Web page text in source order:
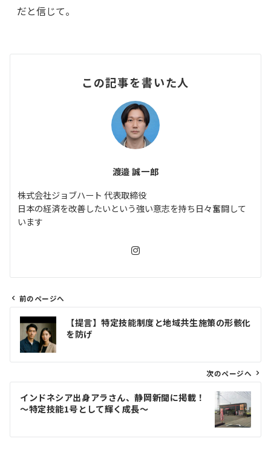
だと信じて。
この記事を書いた人
渡邉 誠一郎
株式会社ジョブハート 代表取締役
日本の経済を改善したいという強い意志を持ち日々奮闘して
います
ビ
ン
前のページへ
【提言】特定技能制度と地域共生施策の形骸化
を防げ
次のページへ
インドネシア出身アラさん、静岡新聞に掲載！
～特定技能1号として輝く成長～